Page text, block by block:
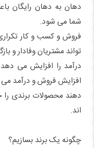
دهان به دهان رایگان
شما می شود.
فروش و کسب و کار
تواند مشتریان وفادار و
درآمد را افزایش می
افزایش فروش و درآمد
دهند محصولات برندی را
اند.
چگونه یک برند بسازیم؟